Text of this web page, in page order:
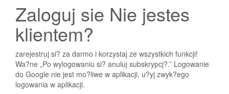
Zaloguj sie Nie jestes
klientem?
zarejestruj si? za darmo i korzystaj ze wszystkich funkcji!
Wa?ne „Po wylogowaniu si? anuluj subskrypcj?.” Logowanie
do Google nie jest mo?liwe w aplikacji, u?yj zwyk?ego
logowania w aplikacji.